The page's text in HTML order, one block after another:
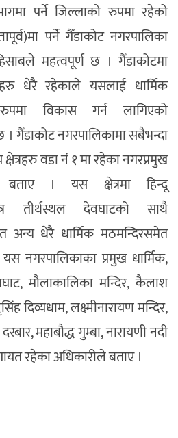
पर्ने जिल्लाको रुपमा रहेको
पर्ने गैँडाकोट नगरपालिका
महत्वपूर्ण छ । गैँडाकोटमा
धेरै रहेकाले यसलाई धार्मिक
विकास गर्न लागिएको
गैँडाकोट नगरपालिकामा सबैभन्दा
वडा नं १ मा रहेका नगरप्रमुख
बताए । यस क्षेत्रमा हिन्दू
तीर्थस्थल देवघाटको साथै
अन्य धेरै धार्मिक मठमन्दिरसमेत
नगरपालिकाका प्रमुख धार्मिक,
मौलाकालिका मन्दिर, कैलाश
दिव्यधाम, लक्ष्मीनारायण मन्दिर,
महाबौद्ध गुम्बा, नारायणी नदी
रहेका अधिकारीले बताए ।